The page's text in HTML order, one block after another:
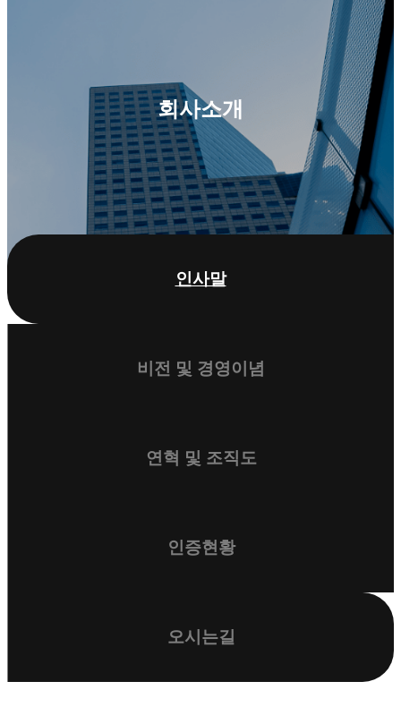
회사소개
인사말
비전 및 경영이념
연혁 및 조직도
인증현황
오시는길